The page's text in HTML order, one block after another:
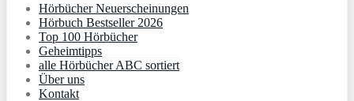
Hörbücher Neuerscheinungen
Hörbuch Bestseller 2026
Top 100 Hörbücher
Geheimtipps
alle Hörbücher ABC sortiert
Über uns
Kontakt